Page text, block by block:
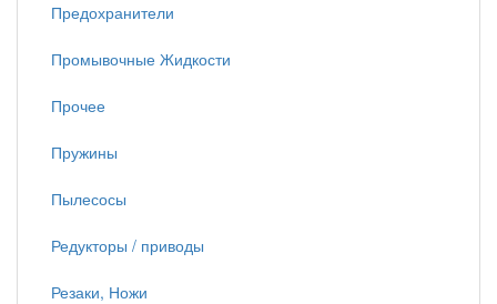
Предохранители
Промывочные Жидкости
Прочее
Пружины
Пылесосы
Редукторы / приводы
Резаки, Ножи